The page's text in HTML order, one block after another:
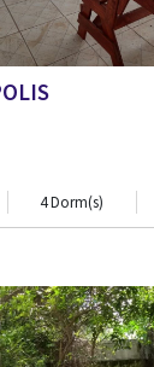
4 Dorm(s)